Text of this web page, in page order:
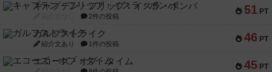
51 PT
キャプテン・フリップ：イスラ・ボンバ
2件の投稿
46 PT
ガルフストライク
紹介文あり 1件の投稿
45 PT
エコーズ・オブ・タイム